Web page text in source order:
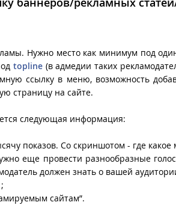
Нужно место как минимум под
topline (в адмедии таких
ссылку в меню, возможность
страницу на сайте.
следующая информация:
показов. Со скриншотом - где какое
еще провести разнообразные
должен знать о вашей
сайтам”.